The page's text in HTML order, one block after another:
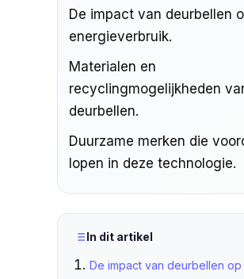
De impact van deurbellen
energieverbruik.
Materialen en
recyclingmogelijkheden
deurbellen.
Duurzame merken die
lopen in deze technologie.
In dit artikel
De impact van deurbellen op